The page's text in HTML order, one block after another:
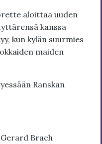
aloittaa uuden
kanssa
kun kylän suurmies
maiden
Ranskan
Brach